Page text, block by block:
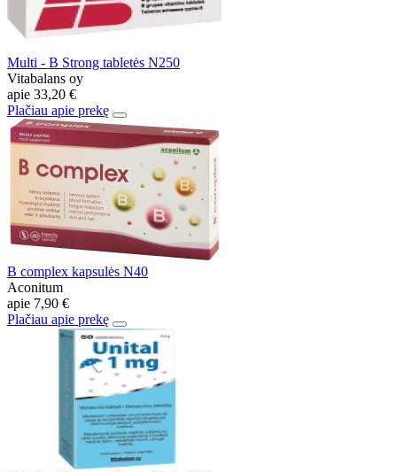
Multi - B Strong tabletės N250
Vitabalans oy
apie 33,20 €
Plačiau apie prekę
B complex kapsulės N40
Aconitum
apie 7,90 €
Plačiau apie prekę